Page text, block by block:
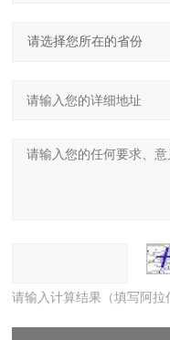
请输入计算结果（填写阿